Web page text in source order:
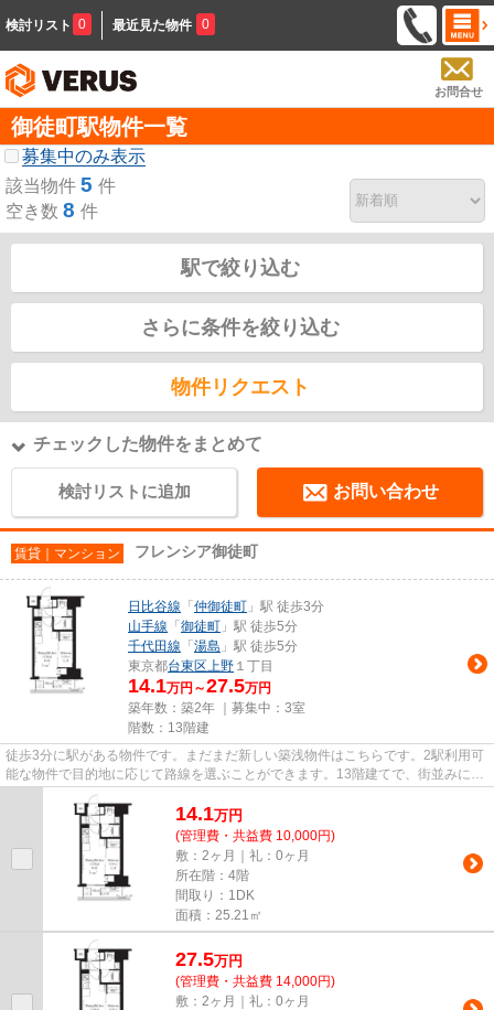
検討リスト 0 最近見た物件 0
お問合せ
御徒町駅物件一覧
募集中のみ表示
該当物件 5 件
空き数 8 件
駅で絞り込む
さらに条件を絞り込む
物件リクエスト
チェックした物件をまとめて
検討リストに追加 お問い合わせ
賃貸｜マンション フレンシア御徒町
日比谷線 「 仲御徒町 」駅 徒歩3分
山手線 「 御徒町 」駅 徒歩5分
千代田線 「 湯島 」駅 徒歩5分
東京都台東区上野 １丁目
14.1万円～27.5万円
築年数：築2年 ｜募集中： 3室
階数：13階建
徒歩3分に駅がある物件です。まだまだ新しい築浅物件はこちらです。2駅利用可
能な物件で目的地に応じて路線を選ぶことができます。13階建てで、街並みに溶
け込んだ落ち着いた建物。で...
14.1万円
(管理費・共益費 10,000円)
敷：2ヶ月｜礼：0ヶ月
所在階：4階
間取り：1DK
面積：25.21㎡
27.5万円
(管理費・共益費 14,000円)
敷：2ヶ月｜礼：0ヶ月